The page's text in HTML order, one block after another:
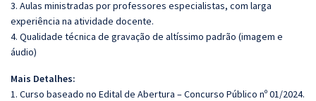
3. Aulas ministradas por professores especialistas, com larga
experiência na atividade docente.
4. Qualidade técnica de gravação de altíssimo padrão (imagem e
áudio)
Mais Detalhes:
1. Curso baseado no Edital de Abertura – Concurso Público nº 01/2024.